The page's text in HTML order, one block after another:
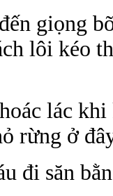
giọng
lôi kéo
lác
rừng ở
đi săn